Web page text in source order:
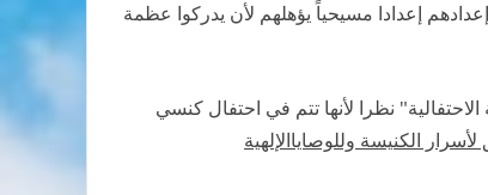
إعدادا مسيحياً يؤهلهم لأن يدركوا عظمة
نظرا لأنها تتم في احتفال كنسي
الكنيسة وللوصاياالإلهية